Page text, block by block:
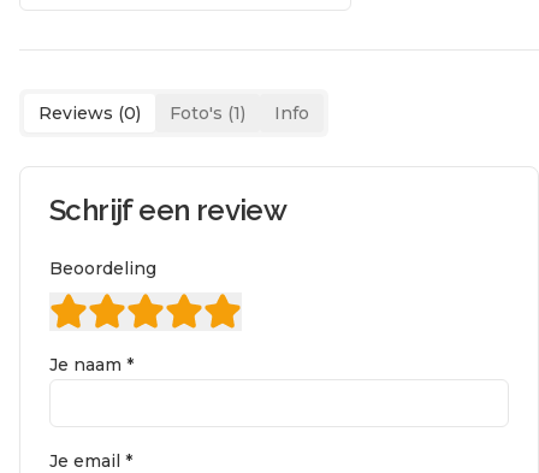
Reviews (0) Foto's (1) Info
Schrijf een review
Beoordeling
Je naam *
Je email *